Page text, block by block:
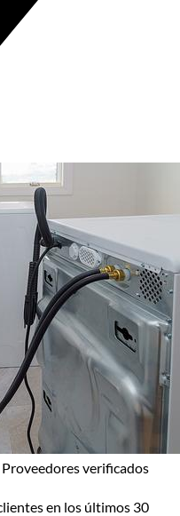
verificados
en los últimos 30